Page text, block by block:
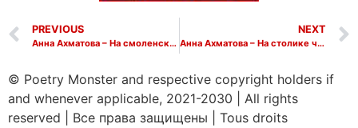
PREVIOUS
Анна Ахматова – На смоленском кладбище
NEXT
Анна Ахматова – На столике чай, печения сдобные
© Poetry Monster and respective copyright holders if
and whenever applicable, 2021-2030
All rights
reserved
Все права защищены Tous droits